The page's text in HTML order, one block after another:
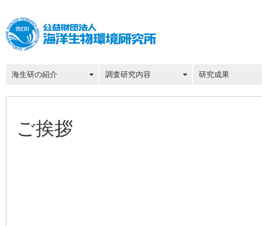
海生研の紹介 調査研究内容 研究成果
ご挨拶